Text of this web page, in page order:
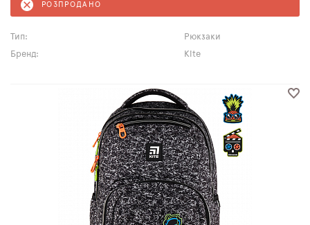
РОЗПРОДАНО
Тип:
Рюкзаки
Бренд:
Kite